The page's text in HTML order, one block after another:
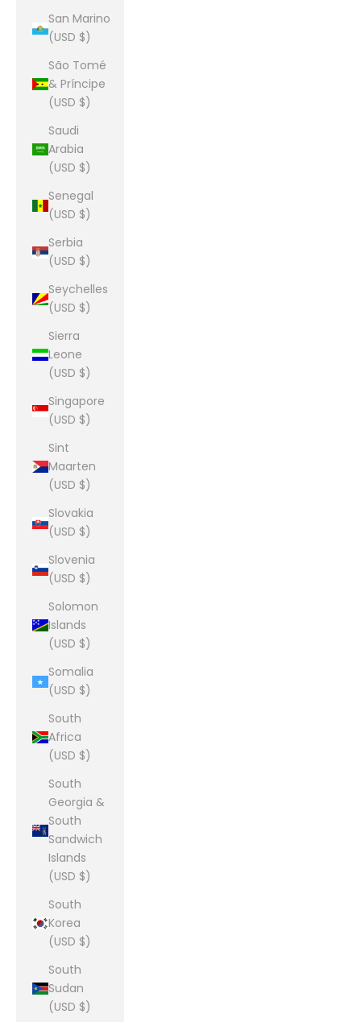
San Marino
(USD $)
São Tomé
& Príncipe
(USD $)
Saudi
Arabia
(USD $)
Senegal
(USD $)
Serbia
(USD $)
Seychelles
(USD $)
Sierra
Leone
(USD $)
Singapore
(USD $)
Sint
Maarten
(USD $)
Slovakia
(USD $)
Slovenia
(USD $)
Solomon
Islands
(USD $)
Somalia
(USD $)
South
Africa
(USD $)
South
Georgia &
South
Sandwich
Islands
(USD $)
South
Korea
(USD $)
South
Sudan
(USD $)